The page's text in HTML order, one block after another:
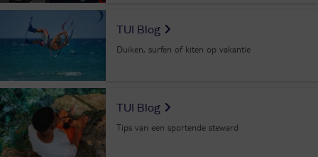
TUI Blog
Duiken, surfen of kiten op vakantie
TUI Blog
Tips van een sportende steward